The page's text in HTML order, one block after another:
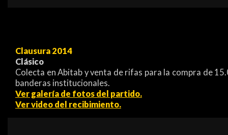
Clausura 2014
Clásico
Colecta en Abitab y venta de rifas para la compra de
banderas institucionales.
Ver galería de fotos del partido.
Ver video del recibimiento.